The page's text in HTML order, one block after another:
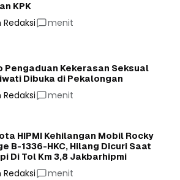
KPK
Redaksi menit
Pengaduan Kekerasan Seksual
Dibuka di Pekalongan
Redaksi menit
HIPMI Kehilangan Mobil Rocky
B-1336-HKC, Hilang Dicuri Saat
Di Tol Km 3,8 Jakbarhipmi
Redaksi menit